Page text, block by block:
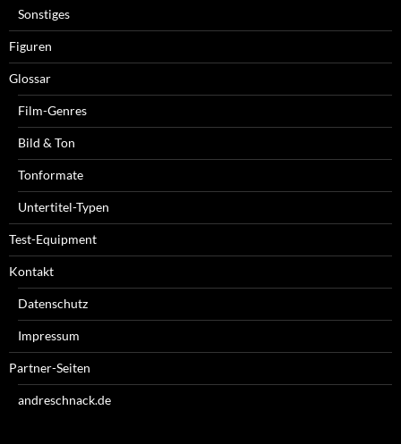
Sonstiges
Figuren
Glossar
Film-Genres
Bild & Ton
Tonformate
Untertitel-Typen
Test-Equipment
Kontakt
Datenschutz
Impressum
Partner-Seiten
andreschnack.de